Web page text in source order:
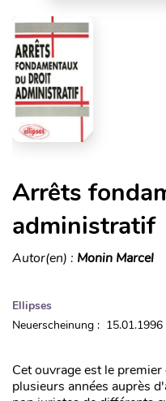
Arrêts
administratif
Autor(en) : Monin Marcel
Ellipses
Neuerscheinung : 15.01.1996
Cet ouvrage est le
plusieurs années auprès